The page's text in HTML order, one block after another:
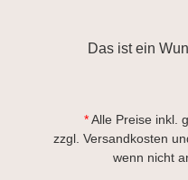
Das ist ein
*Alle Preise inkl.
zzgl.Versandkosten
wenn nicht